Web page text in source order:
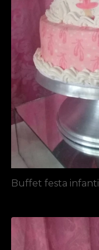
Buffet festa infantil